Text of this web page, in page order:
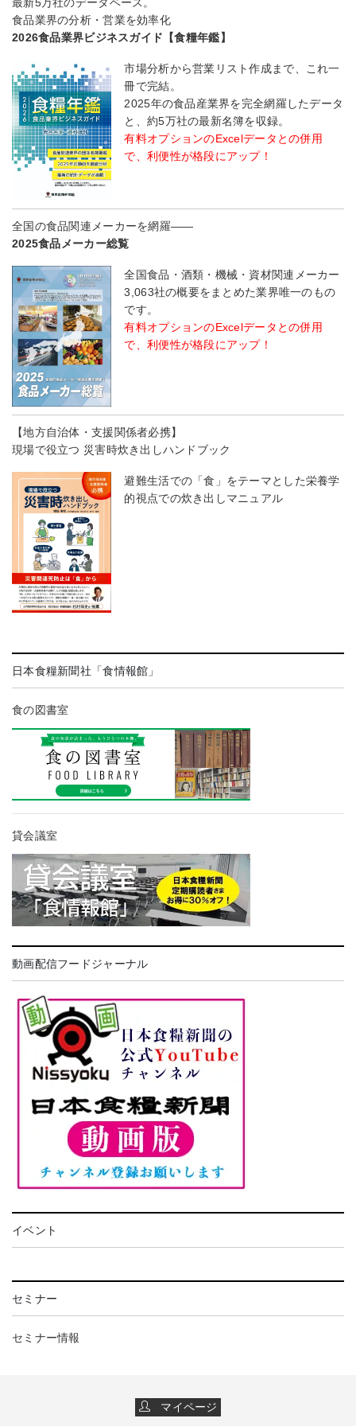
最新5万社のデータベース。
食品業界の分析・営業を効率化
2026食品業界ビジネスガイド【食糧年鑑】
市場分析から営業リスト作成まで、これ一
冊で完結。
2025年の食品産業界を完全網羅したデータ
と、約5万社の最新名簿を収録。
有料オプションのExcelデータとの併用
で、利便性が格段にアップ！
全国の食品関連メーカーを網羅――
2025食品メーカー総覧
全国食品・酒類・機械・資材関連メーカー
3,063社の概要をまとめた業界唯一のもの
です。
有料オプションのExcelデータとの併用
で、利便性が格段にアップ！
【地方自治体・支援関係者必携】
現場で役立つ 災害時炊き出しハンドブック
避難生活での「食」をテーマとした栄養学
的視点での炊き出しマニュアル
日本食糧新聞社「食情報館」
食の図書室
貸会議室
動画配信フードジャーナル
イベント
セミナー
セミナー情報
マイページ